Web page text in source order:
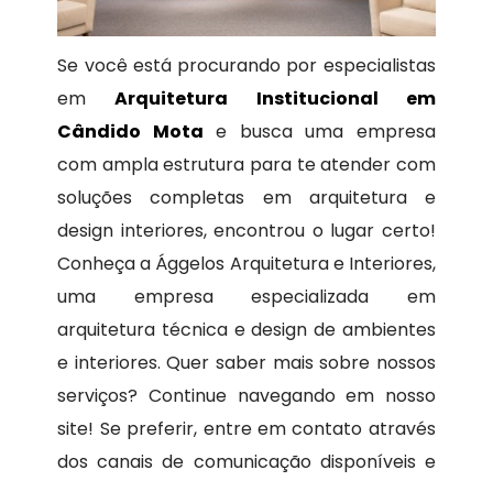
Se você está procurando por especialistas
emArquitetura Institucional em
Cândido Mota e busca uma empresa
com ampla estrutura para te atender com
soluções completas em arquitetura e
design interiores, encontrou o lugar certo!
Conheça a Ággelos Arquitetura e Interiores,
uma empresa especializada em
arquitetura técnica e design de ambientes
e interiores. Quer saber mais sobre nossos
serviços? Continue navegando em nosso
site! Se preferir, entre em contato através
dos canais de comunicação disponíveis e